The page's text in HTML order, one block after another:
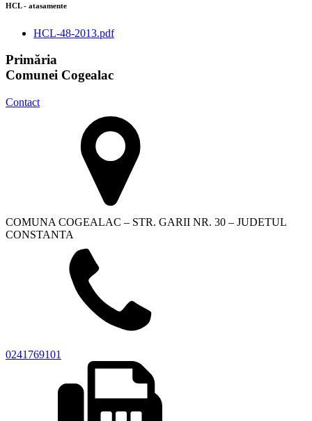
HCL - atasamente
HCL-48-2013.pdf
Primăria
Comunei Cogealac
Contact
COMUNA COGEALAC – STR. GARII NR. 30 – JUDETUL
CONSTANTA
0241769101